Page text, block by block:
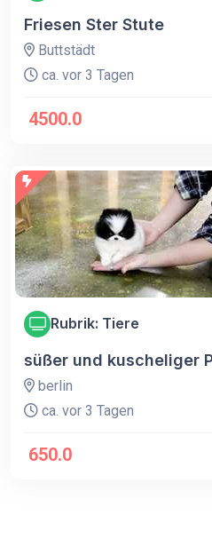
Friesen Ster Stute
Buttstädt
ca. vor 3 Tagen
4500.0
Rubrik: Tiere
süßer und kuscheliger
berlin
ca. vor 3 Tagen
650.0